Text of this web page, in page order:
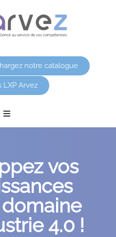
notre catalogue
LXP Arvez
vos
4.0 !